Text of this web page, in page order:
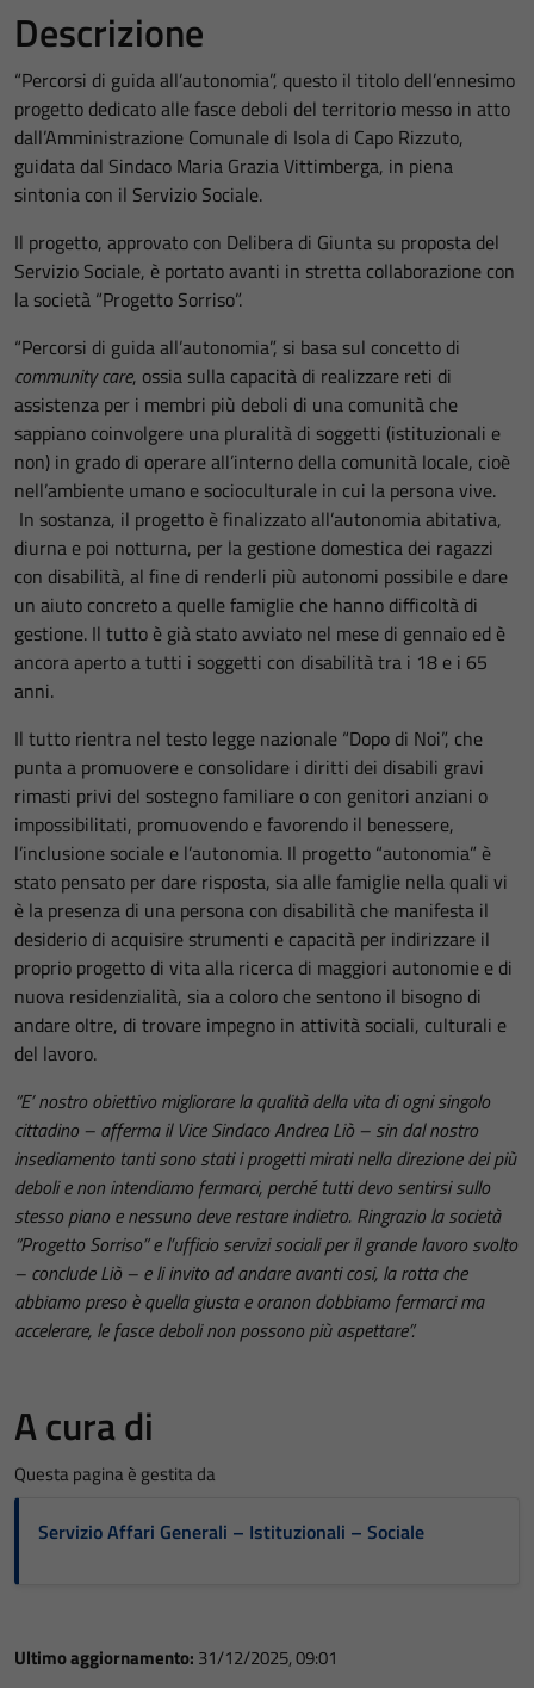
Descrizione
“Percorsi di guida all’autonomia”, questo il titolo dell’ennesimo
progetto dedicato alle fasce deboli del territorio messo in atto
dall’Amministrazione Comunale di Isola di Capo Rizzuto,
guidata dal Sindaco Maria Grazia Vittimberga, in piena
sintonia con il Servizio Sociale.
Il progetto, approvato con Delibera di Giunta su proposta del
Servizio Sociale, è portato avanti in stretta collaborazione con
la società “Progetto Sorriso”.
“Percorsi di guida all’autonomia”, si basa sul concetto di
community care, ossia sulla capacità di realizzare reti di
assistenza per i membri più deboli di una comunità che
sappiano coinvolgere una pluralità di soggetti (istituzionali e
non) in grado di operare all’interno della comunità locale, cioè
nell’ambiente umano e socioculturale in cui la persona vive.
In sostanza, il progetto è finalizzato all’autonomia abitativa,
diurna e poi notturna, per la gestione domestica dei ragazzi
con disabilità, al fine di renderli più autonomi possibile e dare
un aiuto concreto a quelle famiglie che hanno difficoltà di
gestione. Il tutto è già stato avviato nel mese di gennaio ed è
ancora aperto a tutti i soggetti con disabilità tra i 18 e i 65
anni.
Il tutto rientra nel testo legge nazionale “Dopo di Noi”, che
punta a promuovere e consolidare i diritti dei disabili gravi
rimasti privi del sostegno familiare o con genitori anziani o
impossibilitati, promuovendo e favorendo il benessere,
l’inclusione sociale e l’autonomia. Il progetto “autonomia” è
stato pensato per dare risposta, sia alle famiglie nella quali vi
è la presenza di una persona con disabilità che manifesta il
desiderio di acquisire strumenti e capacità per indirizzare il
proprio progetto di vita alla ricerca di maggiori autonomie e di
nuova residenzialità, sia a coloro che sentono il bisogno di
andare oltre, di trovare impegno in attività sociali, culturali e
del lavoro.
“E’ nostro obiettivo migliorare la qualità della vita di ogni singolo
cittadino – afferma il Vice Sindaco Andrea Liò – sin dal nostro
insediamento tanti sono stati i progetti mirati nella direzione dei più
deboli e non intendiamo fermarci, perché tutti devo sentirsi sullo
stesso piano e nessuno deve restare indietro. Ringrazio la società
“Progetto Sorriso” e l’ufficio servizi sociali per il grande lavoro svolto
– conclude Liò – e li invito ad andare avanti cosi, la rotta che
abbiamo preso è quella giusta e oranon dobbiamo fermarci ma
accelerare, le fasce deboli non possono più aspettare”.
A cura di
Questa pagina è gestita da
Servizio Affari Generali – Istituzionali – Sociale
Ultimo aggiornamento: 31/12/2025, 09:01